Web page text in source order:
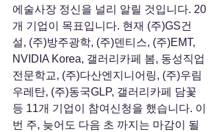
에술사장 정신을 널리 알릴 것입니다. 20
개 기업이 목표입니다. 현재 (주)GS건
설, (주)방주광학, (주)덴티스, (주)EMT,
NVIDIA Korea, 갤러리카페 봄, 동성직업
전문학교, (주)다산엔지니어링, (주)우림
우레탄, (주)동국GLP, 갤러리카페 담꽃
등 11개 기업이 참여신청을 했습니다. 이
번 주, 늦어도 다음 초 까지는 마감이 될